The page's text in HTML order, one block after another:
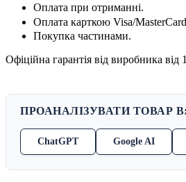
Оплата при отриманні.
Оплата карткою Visa/
Покупка частинами.
Офіційна гарантія від виробника від
ПРОАНАЛІЗУВАТИ ТОВАР В:
ChatGPT Google AI